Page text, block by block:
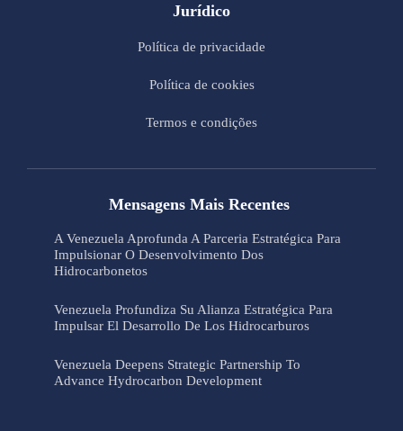
Jurídico
Política de privacidade
Política de cookies
Termos e condições
Mensagens Mais Recentes
A Venezuela Aprofunda A Parceria Estratégica Para
Impulsionar O Desenvolvimento Dos
Hidrocarbonetos
Venezuela Profundiza Su Alianza Estratégica Para
Impulsar El Desarrollo De Los Hidrocarburos
Venezuela Deepens Strategic Partnership To
Advance Hydrocarbon Development